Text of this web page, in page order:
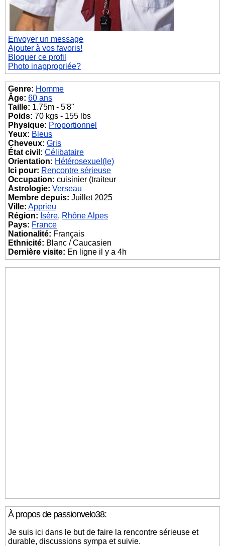
Envoyer un message
Ajouter à vos favoris!
Bloquer ce profil
Photo inappropriée?
Genre: Homme
Âge: 60 ans
Taille: 1.75m - 5'8"
Poids: 70 kgs - 155 lbs
Physique: Proportionnel
Yeux: Bleus
Cheveux: Gris
État civil: Célibataire
Orientation: Hétérosexuel(le)
Ici pour: Rencontre sérieuse
Occupation: cuisinier (traiteur
Astrologie: Verseau
Membre depuis: Juillet 2025
Ville: Apprieu
Région: Isère, Rhône Alpes
Pays: France
Nationalité: Français
Ethnicité: Blanc / Caucasien
Dernière visite: En ligne il y a 4h
À propos de passionvelo38:
Je suis ici dans le but de faire la rencontre sérieuse et
durable, discussions sympa et suivie.